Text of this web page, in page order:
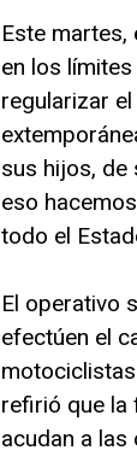
Este
en los
regularizar
sus hijos, de
eso
todo el
El operativo
efectúen el
refirió que la
acudan a